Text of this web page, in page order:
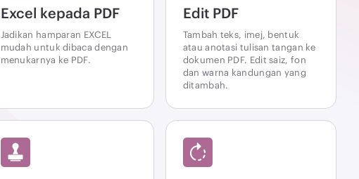
Excel kepada PDF
Jadikan hamparan EXCEL
mudah untuk dibaca dengan
menukarnya ke PDF.
Edit PDF
Tambah teks, imej, bentuk
atau anotasi tulisan tangan ke
dokumen PDF. Edit saiz, fon
dan warna kandungan yang
ditambah.